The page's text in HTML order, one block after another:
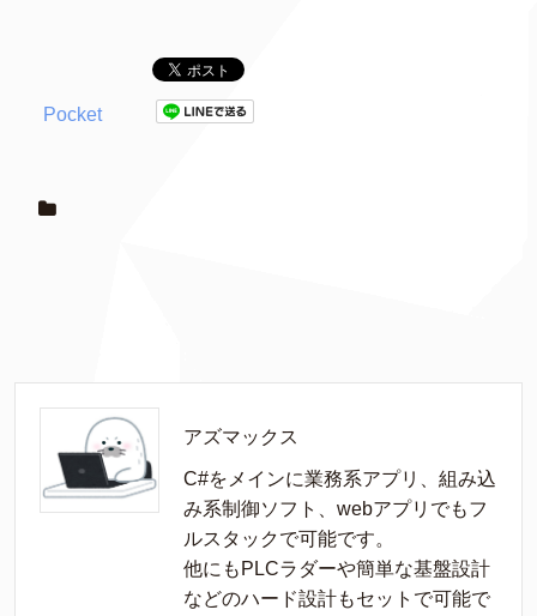
Pocket
アズマックス
C#をメインに業務系アプリ、組み込
み系制御ソフト、webアプリでもフ
ルスタックで可能です。
他にもPLCラダーや簡単な基盤設計
などのハード設計もセットで可能で